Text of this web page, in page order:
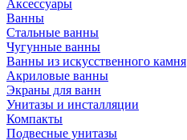
Аксессуары
Ванны
Стальные ванны
Чугунные ванны
Ванны из искусственного камня
Акриловые ванны
Экраны для ванн
Унитазы и инсталляции
Компакты
Подвесные унитазы